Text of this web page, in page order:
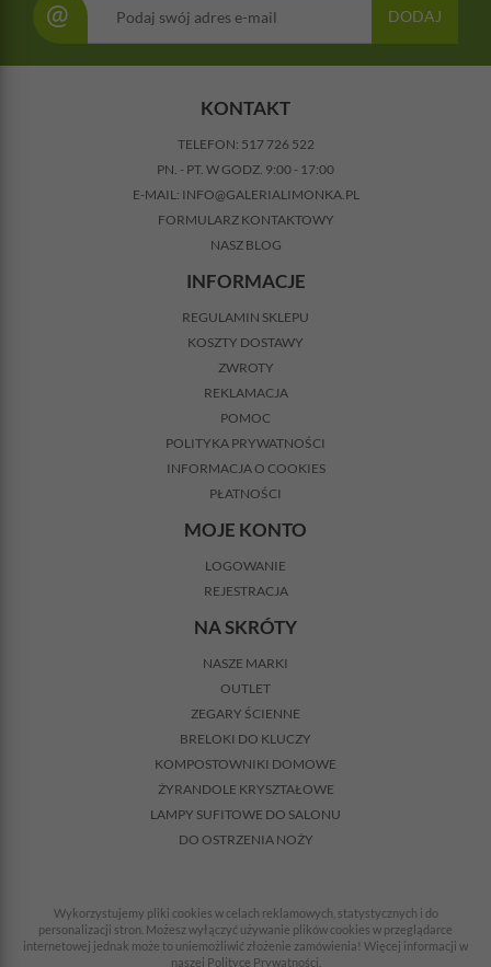
@ DODAJ
KONTAKT
TELEFON: 517 726 522
PN. - PT. W GODZ. 9:00 - 17:00
E-MAIL: INFO@GALERIALIMONKA.PL
FORMULARZ KONTAKTOWY
NASZ BLOG
INFORMACJE
REGULAMIN SKLEPU
KOSZTY DOSTAWY
ZWROTY
REKLAMACJA
POMOC
POLITYKA PRYWATNOŚCI
INFORMACJA O COOKIES
PŁATNOŚCI
MOJE KONTO
LOGOWANIE
REJESTRACJA
NA SKRÓTY
NASZE MARKI
OUTLET
ZEGARY ŚCIENNE
BRELOKI DO KLUCZY
KOMPOSTOWNIKI DOMOWE
ŻYRANDOLE KRYSZTAŁOWE
LAMPY SUFITOWE DO SALONU
DO OSTRZENIA NOŻY
Wykorzystujemy pliki cookies w celach reklamowych, statystycznych i do
personalizacji stron. Możesz wyłączyć używanie plików cookies w przeglądarce
internetowej jednak może to uniemożliwić złożenie zamówienia! Więcej informacji w
naszej Polityce Prywatności.